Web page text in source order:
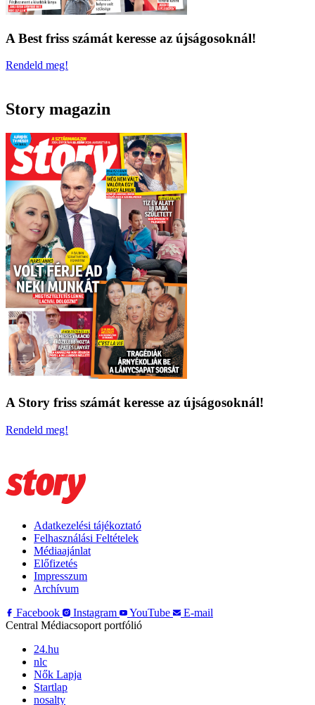
A Best friss számát keresse az újságosoknál!
Rendeld meg!
Story magazin
A Story friss számát keresse az újságosoknál!
Rendeld meg!
Adatkezelési tájékoztató
Felhasználási Feltételek
Médiaajánlat
Előfizetés
Impresszum
Archívum
Facebook
Instagram YouTube
E-mail
Central Médiacsoport portfólió
24.hu
nlc
Nők Lapja
Startlap
nosalty